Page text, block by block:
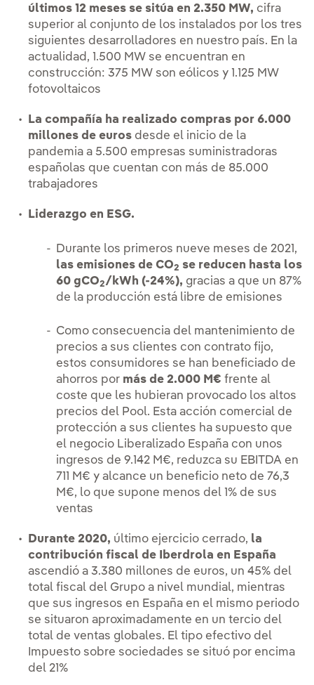
últimos 12 meses se sitúa en 2.350 MW, cifra
superior al conjunto de los instalados por los tres
siguientes desarrolladores en nuestro país. En la
actualidad, 1.500 MW se encuentran en
construcción: 375 MW son eólicos y 1.125 MW
fotovoltaicos
La compañía ha realizado compras por 6.000
millones de euros desde el inicio de la
pandemia a 5.500 empresas suministradoras
españolas que cuentan con más de 85.000
trabajadores
Liderazgo en ESG.
Durante los primeros nueve meses de 2021,
las emisiones de CO2 se reducen hasta los
60 gCO2/kWh (-24%), gracias a que un 87%
de la producción está libre de emisiones
Como consecuencia del mantenimiento de
precios a sus clientes con contrato fijo,
estos consumidores se han beneficiado de
ahorros por más de 2.000 M€ frente al
coste que les hubieran provocado los altos
precios del Pool. Esta acción comercial de
protección a sus clientes ha supuesto que
el negocio Liberalizado España con unos
ingresos de 9.142 M€, reduzca su EBITDA en
711 M€ y alcance un beneficio neto de 76,3
M€, lo que supone menos del 1% de sus
ventas
Durante 2020, último ejercicio cerrado, la
contribución fiscal de Iberdrola en España
ascendió a 3.380 millones de euros, un 45% del
total fiscal del Grupo a nivel mundial, mientras
que sus ingresos en España en el mismo periodo
se situaron aproximadamente en un tercio del
total de ventas globales. El tipo efectivo del
Impuesto sobre sociedades se situó por encima
del 21%